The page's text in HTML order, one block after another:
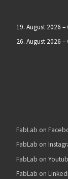
19. August 2026 –
26. August 2026 –
FabLab on
FabLab on
FabLab on
FabLab on